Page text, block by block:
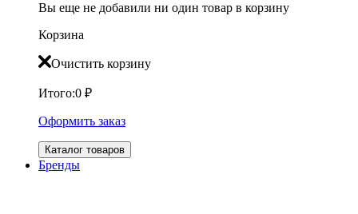
Вы еще не добавили ни один товар в корзину
Корзина
Очистить корзину
Итого:0 ₽
Оформить заказ
Каталог товаров
Бренды